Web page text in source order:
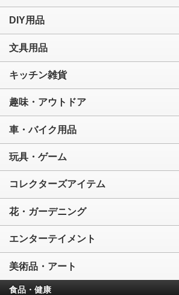
DIY用品
文具用品
キッチン雑貨
趣味・アウトドア
車・バイク用品
玩具・ゲーム
コレクターズアイテム
花・ガーデニング
エンターテイメント
美術品・アート
食品・健康